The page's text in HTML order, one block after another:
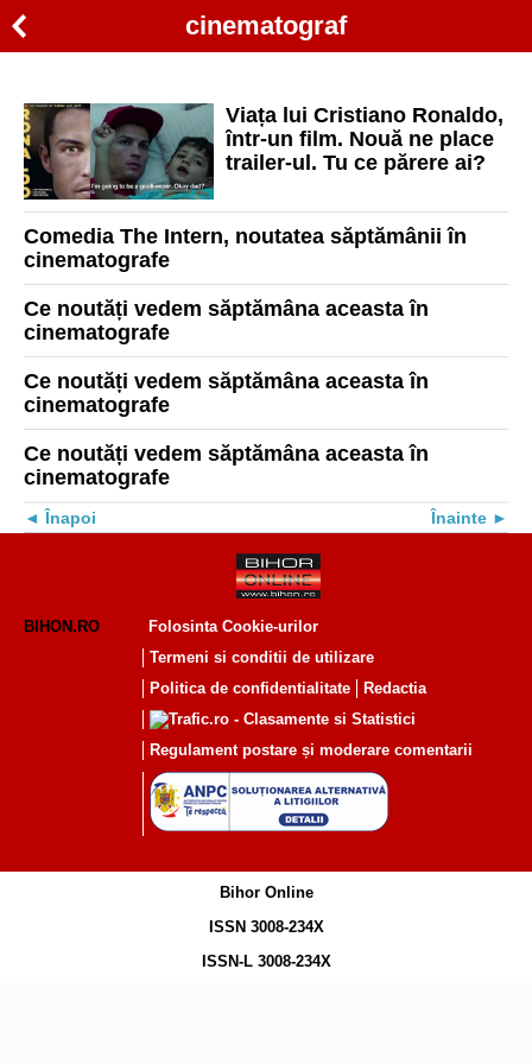
cinematograf
Viața lui Cristiano Ronaldo,
într-un film. Nouă ne place
trailer-ul. Tu ce părere ai?
Comedia The Intern, noutatea săptămânii în
cinematografe
Ce noutăți vedem săptămâna aceasta în
cinematografe
Ce noutăți vedem săptămâna aceasta în
cinematografe
Ce noutăți vedem săptămâna aceasta în
cinematografe
Înapoi Înainte
BIHON.RO
Folosinta Cookie-urilor
Termeni si conditii de utilizare
Politica de confidentialitate
Redactia
Regulament postare și moderare comentarii
Bihor Online
ISSN 3008-234X
ISSN-L 3008-234X